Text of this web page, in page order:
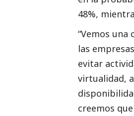
48%,
“Vemos
las
evitar
virtualidad,
creemos